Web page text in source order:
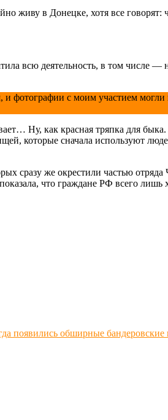
живу в Донецке, хотя все
всю деятельность, в том числе
фотографии с моим участием
Ну, как красная тряпка для
которые сначала используют
сразу же окрестили частью
что граждане РФ всего
появились обширные